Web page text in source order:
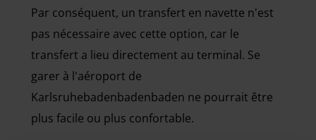
Par conséquent, un transfert en navette n'est
pas nécessaire avec cette option, car le
transfert a lieu directement au terminal. Se
garer à l'aéroport de
Karlsruhebadenbadenbaden ne pourrait être
plus facile ou plus confortable.